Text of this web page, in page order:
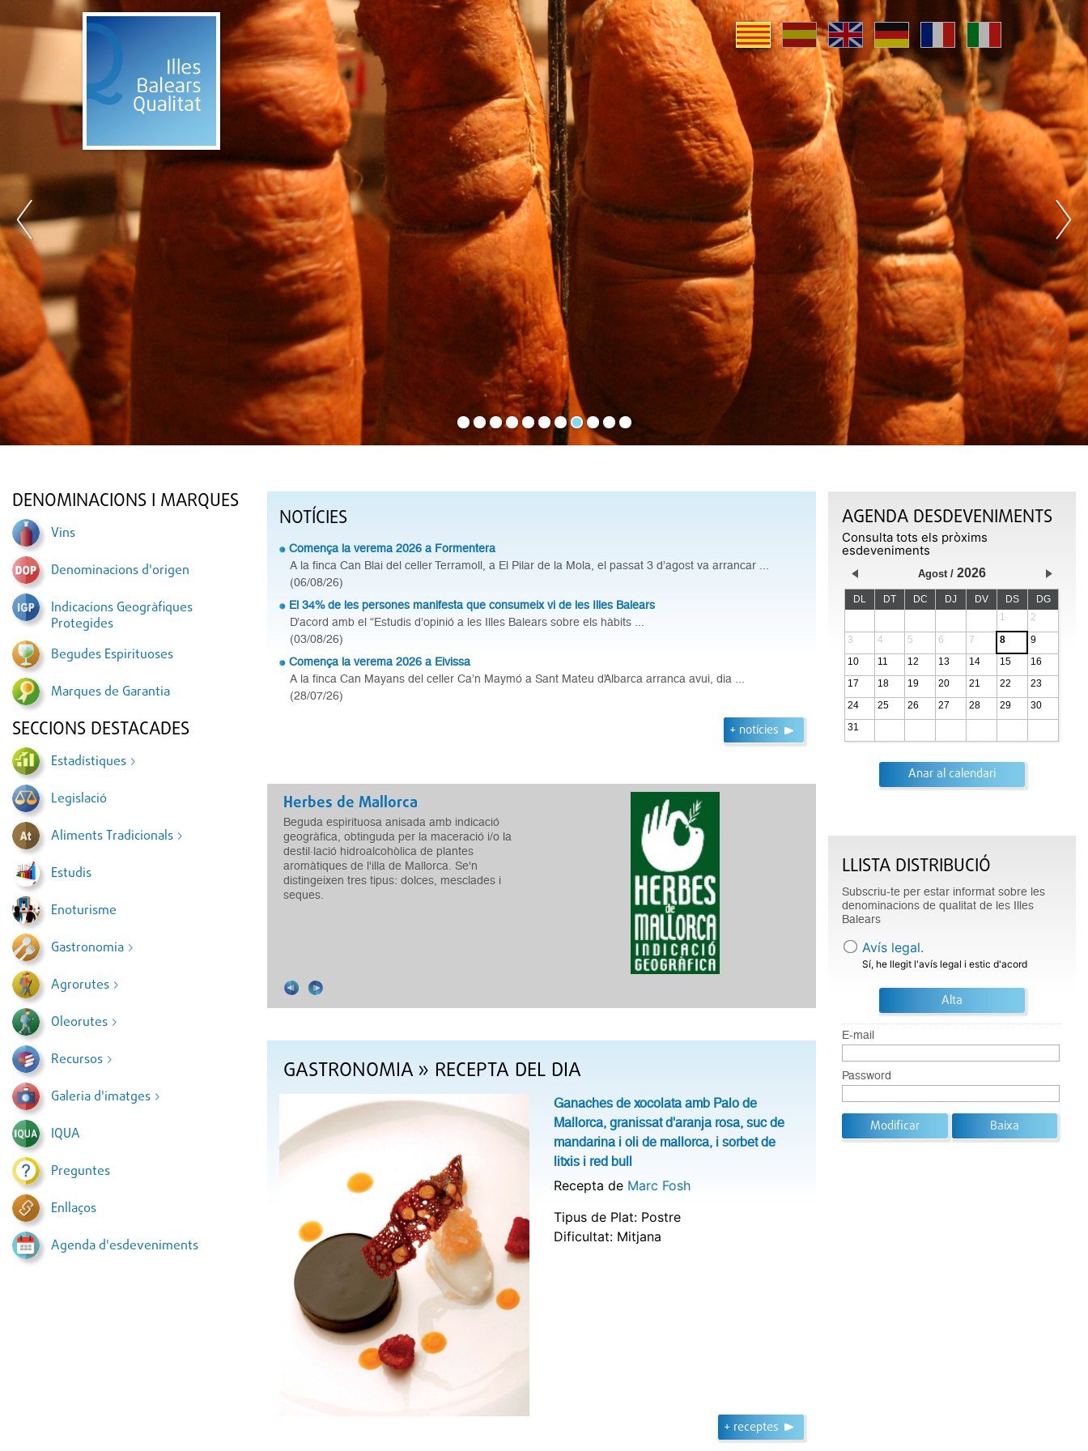
DENOMINACIONS I MARQUES
Vins
Denominacions d'origen
Indicacions Geogràfiques
Protegides
Begudes Espirituoses
Marques de Garantia
SECCIONS DESTACADES
Estadístiques
Legislació
Aliments Tradicionals
Estudis
Enoturisme
Gastronomia
Agrorutes
Oleorutes
Recursos
Galeria d'imatges
IQUA
Preguntes
Enllaços
Agenda d'esdeveniments
NOTÍCIES
Comença la verema 2026 a Formentera
A la finca Can Blai del celler Terramoll, a El Pilar de la Mola, el passat 3 d’agost va arrancar ...
(06/08/26)
El 34% de les persones manifesta que consumeix vi de les Illes Balears
D’acord amb el “Estudis d’opinió a les Illes Balears sobre els hàbits ...
(03/08/26)
Comença la verema 2026 a Eivissa
A la finca Can Mayans del celler Ca’n Maymó a Sant Mateu d’Albarca arranca avui, dia ...
(28/07/26)
+ notícies
Herbes de Mallorca
Beguda espirituosa anisada amb indicació
geogràfica, obtinguda per la maceració i/o la
destil·lació hidroalcohòlica de plantes
aromàtiques de l'illa de Mallorca. Se'n
distingeixen tres tipus: dolces, mesclades i
seques.
forma de paral·lelepípede, d'arestes i cantells
marró groguenc. La pasta és premsada, amb
GASTRONOMIA » RECEPTA DEL DIA
Ganaches de xocolata amb Palo de
Mallorca, granissat d'aranja rosa, suc de
mandarina i oli de mallorca, i sorbet de
litxis i red bull
Recepta de Marc Fosh
Tipus de Plat: Postre
Dificultat: Mitjana
+ receptes
AGENDA DESDEVENIMENTS
Consulta tots els pròxims
esdeveniments
Agost 2026
DL DT DC DJ DV DS
DG
1
2
3
4 5 6 7 8
9
10
11 12 13 14 15
16
17
18 19 20 21 22
23
24
25 26 27 28 29
30
31
Anar al calendari
LLISTA DISTRIBUCIÓ
Subscriu-te per estar informat sobre les
denominacions de qualitat de les Illes
Balears
Avís legal.
Sí, he llegit l'avís legal i estic d'acord
Alta
E-mail
Password
Modificar Baixa